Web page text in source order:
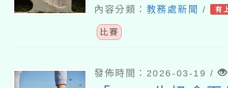
全國競賽活動
內容分類： 教務處新聞 / 有
比賽
發佈時間：2026-03-19 /